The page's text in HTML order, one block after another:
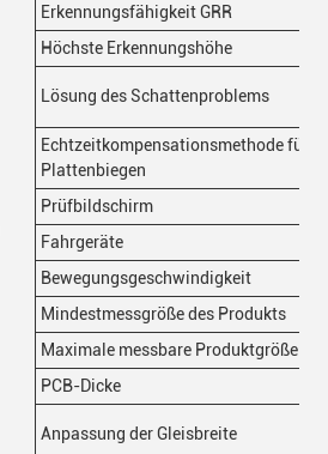
Erkennungsfähigkeit GRR
Höchste Erkennungshöhe
Lösung des Schattenproblems
Echtzeitkompensationsmethode für
Plattenbiegen
Prüfbildschirm
Fahrgeräte
Bewegungsgeschwindigkeit
Mindestmessgröße des Produkts
Maximale messbare Produktgröße
PCB-Dicke
Anpassung der Gleisbreite